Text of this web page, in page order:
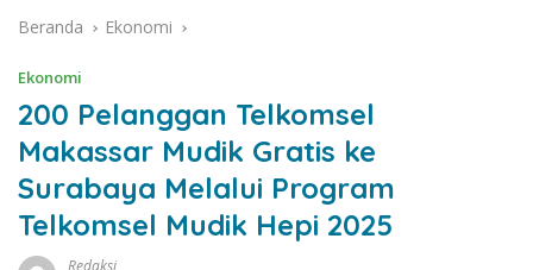
Beranda Ekonomi
Ekonomi
200 Pelanggan Telkomsel
Makassar Mudik Gratis ke
Surabaya Melalui Program
Telkomsel Mudik Hepi 2025